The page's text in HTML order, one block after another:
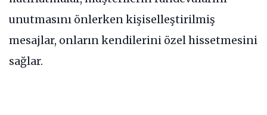
unutmasını önlerken kişiselleştirilmiş
mesajlar, onların kendilerini özel hissetmesini
sağlar.